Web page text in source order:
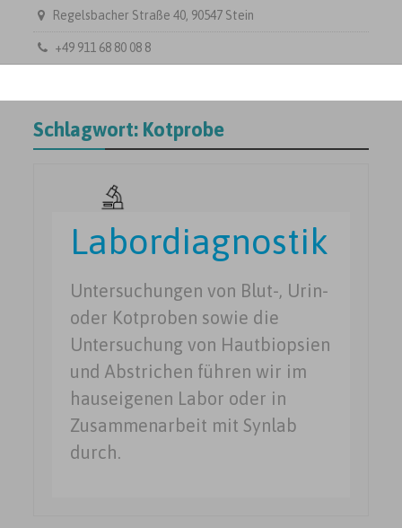
Regelsbacher Straße 40, 90547 Stein
+49 911 68 80 08 8
Schlagwort: Kotprobe
Labordiagnostik
Untersuchungen von Blut-, Urin-
oder Kotproben sowie die
Untersuchung von Hautbiopsien
und Abstrichen führen wir im
hauseigenen Labor oder in
Zusammenarbeit mit Synlab
durch.